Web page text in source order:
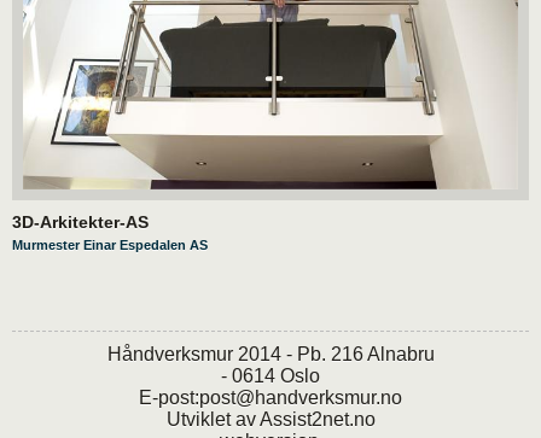
3D-Arkitekter-AS
Murmester Einar Espedalen AS
Håndverksmur 2014 - Pb. 216 Alnabru
- 0614 Oslo
E-post:post@handverksmur.no
Utviklet avAssist2net.no